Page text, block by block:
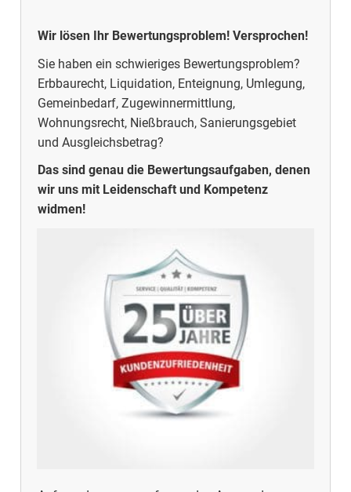
Wir lösen Ihr Bewertungsproblem! Versprochen!
Sie haben ein schwieriges Bewertungsproblem?
Erbbaurecht, Liquidation, Enteignung, Umlegung,
Gemeinbedarf, Zugewinnermittlung,
Wohnungsrecht, Nießbrauch, Sanierungsgebiet
und Ausgleichsbetrag?
Das sind genau die Bewertungsaufgaben, denen
wir uns mit Leidenschaft und Kompetenz
widmen!